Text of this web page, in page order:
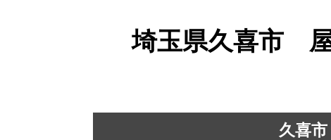
埼玉県久喜市
久喜